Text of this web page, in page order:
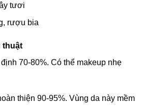
tươi
rượu bia
thuật
70-80%. Có thể makeup nhẹ
thiện 90-95%. Vùng da này mềm